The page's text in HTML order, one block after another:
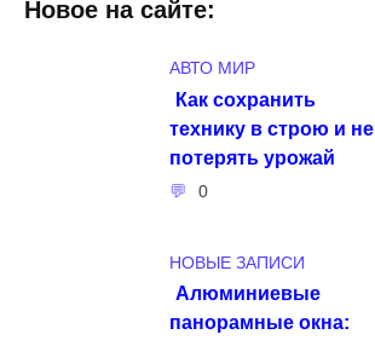
Новое на сайте:
АВТО МИР
Как сохранить
технику в строю и не
потерять урожай
0
НОВЫЕ ЗАПИСИ
Алюминиевые
панорамные окна: